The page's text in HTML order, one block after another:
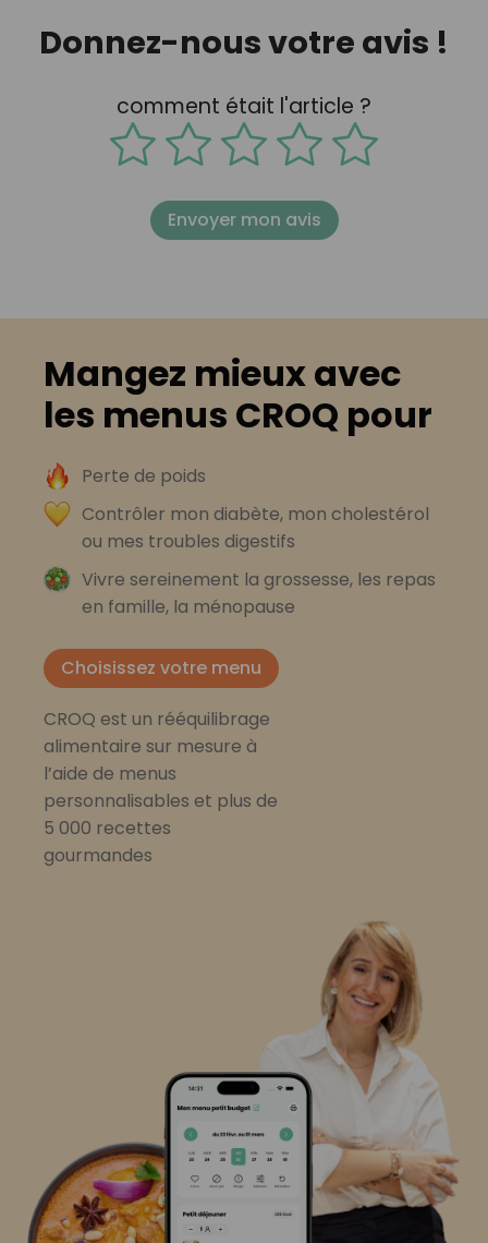
Donnez-nous votre avis !
comment était l'article ?
Envoyer mon avis
Mangez mieux avec
les menus CROQ pour
Perte de poids
Contrôler mon diabète, mon cholestérol
ou mes troubles digestifs
Vivre sereinement la grossesse, les repas
en famille, la ménopause
Choisissez votre menu
CROQ est un rééquilibrage
alimentaire sur mesure à
l’aide de menus
personnalisables et plus de
5 000 recettes
gourmandes